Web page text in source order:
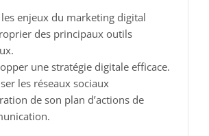
enjeux du marketing digital
des principaux outils
une stratégie digitale efficace.
les réseaux sociaux
de son plan d’actions de